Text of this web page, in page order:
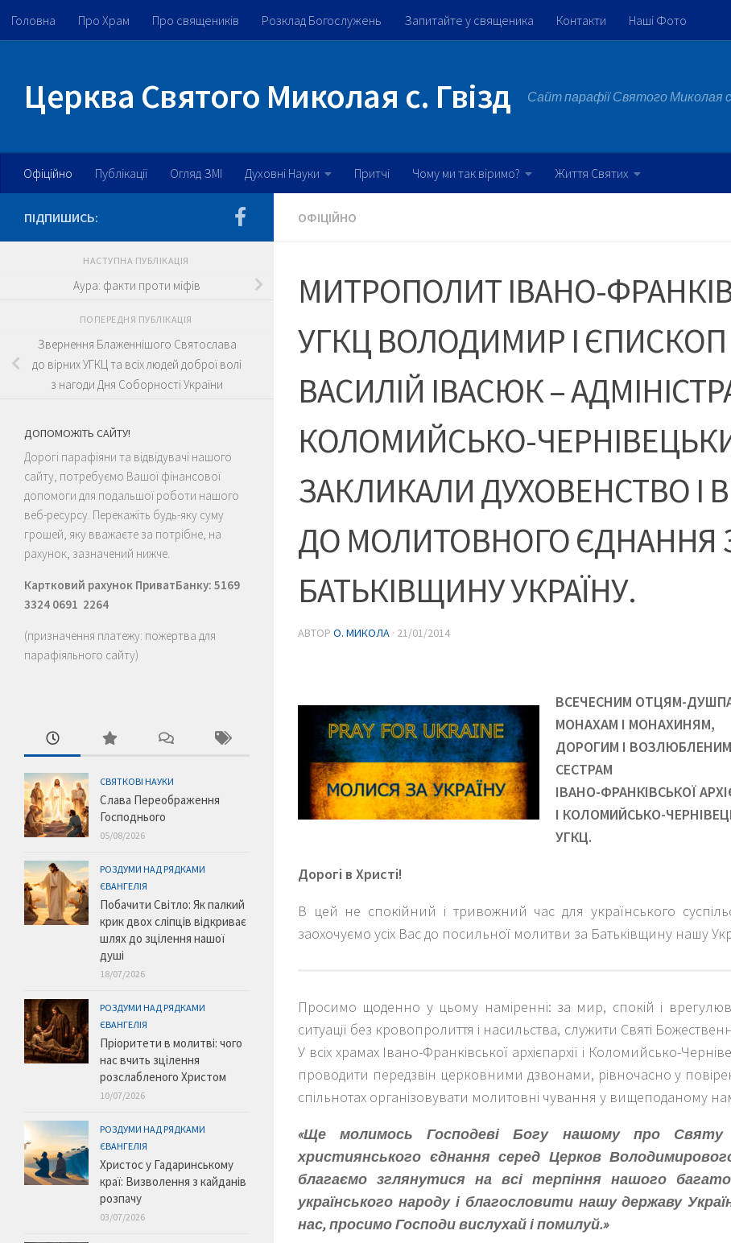
Skip to content
Головна Про Храм Про священиків Розклад Богослужень Запитайте у священика Контакти Наші Фото
Церква Святого Миколая с. Гвізд Сайт парафії Святого Миколая
Офіційно Публікації Огляд ЗМІ Духовні Науки Притчі Чому ми так віримо? Життя Святих
ОФІЦІЙНО
МИТРОПОЛИТ ІВАНО-
УГКЦ ВОЛОДИМИР І ЄПИСКОП
ВАСИЛІЙ ІВАСЮК –
КОЛОМИЙСЬКО-
ЗАКЛИКАЛИ ДУХОВЕНСТВО І
ДО МОЛИТОВНОГО ЄДНАННЯ
БАТЬКІВЩИНУ УКРАЇНУ.
АВТОР О. МИКОЛА · 21/01/2014
ВСЕЧЕСНИМ ОТЦЯМ-
МОНАХАМ І МОНАХИНЯМ,
ДОРОГИМ І ВОЗЛЮБЛЕНИМ
СЕСТРАМ
ІВАНО-ФРАНКІВСЬКОЇ
І КОЛОМИЙСЬКО-
УГКЦ.
Дорогі в Христі!
В цей не спокійний і тривожний час для українського
заохочуємо усіх Вас до посильної молитви за Батьківщину нашу
Просимо щоденно у цьому наміренні: за мир, спокій і
ситуації без кровопролиття і насильства, служити Святі Божественні
У всіх храмах Івано-Франківської архієпархії і Коломийсько-
проводити передзвін церковними дзвонами, рівночасно у
спільнотах організовувати молитовні чування у вищеподаному
«Ще молимось Господеві Богу нашому про Святу
християнського єднання серед Церков
благаємо зглянутися на всі терпіння нашого
українського народу і благословити нашу державу
нас, просимо Господи вислухай і помилуй.»
ПІДПИШИСЬ:
НАСТУПНА ПУБЛІКАЦІЯ
Аура: факти проти міфів
ПОПЕРЕДНЯ ПУБЛІКАЦІЯ
Звернення Блаженнішого Святослава
до вірних УГКЦ та всіх людей доброї волі
з нагоди Дня Соборності України
ДОПОМОЖІТЬ САЙТУ!
Дорогі парафіяни та відвідувачі нашого
сайту, потребуємо Вашої фінансової
допомоги для подальшої роботи нашого
веб-ресурсу. Перекажіть будь-яку суму
грошей, яку вважаєте за потрібне, на
рахунок, зазначений нижче.
Картковий рахунок ПриватБанку: 5169
3324 0691 2264
(призначення платежу: пожертва для
парафіяльного сайту)
СВЯТКОВІ НАУКИ
Слава Переображення
Господнього
05/08/2026
РОЗДУМИ НАД РЯДКАМИ
ЄВАНГЕЛІЯ
Побачити Світло: Як палкий
крик двох сліпців відкриває
шлях до зцілення нашої
душі
18/07/2026
РОЗДУМИ НАД РЯДКАМИ
ЄВАНГЕЛІЯ
Пріоритети в молитві: чого
нас вчить зцілення
розслабленого Христом
10/07/2026
РОЗДУМИ НАД РЯДКАМИ
ЄВАНГЕЛІЯ
Христос у Гадаринському
краї: Визволення з кайданів
розпачу
03/07/2026